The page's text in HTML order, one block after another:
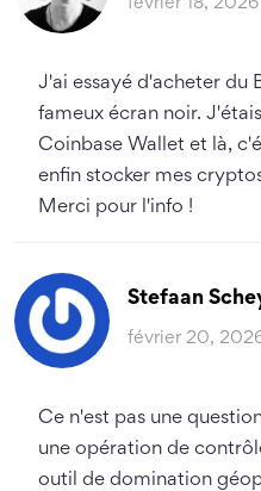
J'ai essayé d'acheter du
fameux écran noir.
Coinbase Wallet et là,
enfin stocker mes
Merci pour l'info !
Stefaan
février 20,
Ce n'est pas une
une opération de
outil de domination